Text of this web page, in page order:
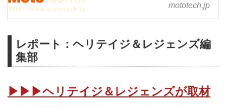
mototech.jp
レポート：ヘリテイジ＆レジェンズ編
集部
▶▶▶ヘリテイジ＆レジェンズが取材